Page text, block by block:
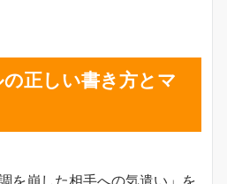
正しい書き方とマ